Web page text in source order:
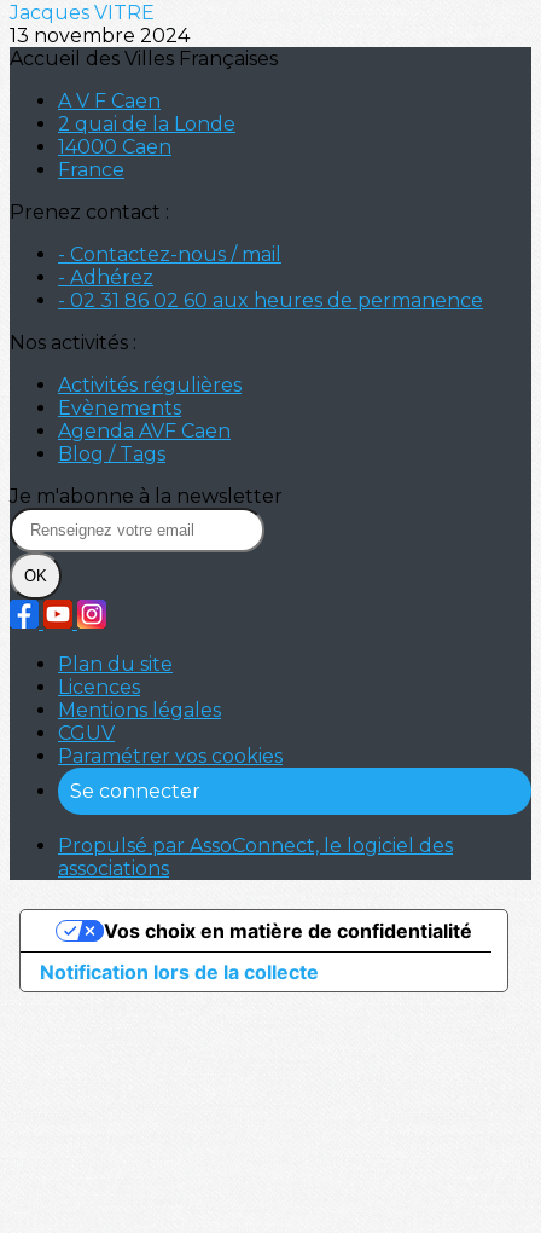
Jacques VITRE
13 novembre 2024
Accueil des Villes Françaises
A V F Caen
2 quai de la Londe
14000 Caen
France
Prenez contact :
- Contactez-nous / mail
- Adhérez
- 02 31 86 02 60 aux heures de permanence
Nos activités :
Activités régulières
Evènements
Agenda AVF Caen
Blog / Tags
Je m'abonne à la newsletter
OK
Plan du site
Licences
Mentions légales
CGUV
Paramétrer vos cookies
Se connecter
Propulsé par AssoConnect, le logiciel des
associations
Notification lors de la collecte
Vos choix en matière de confidentialité